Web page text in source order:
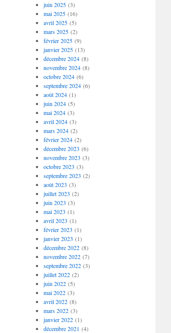
juin 2025(3)
mai 2025(16)
avril 2025(5)
mars 2025(2)
février 2025(9)
janvier 2025(13)
décembre 2024(8)
novembre 2024(8)
octobre 2024(6)
septembre 2024(6)
août 2024(1)
juin 2024(5)
mai 2024(3)
avril 2024(3)
mars 2024(2)
février 2024(2)
décembre 2023 (6)
novembre 2023 (3)
octobre 2023 (3)
septembre 2023 (2)
août 2023 (3)
juillet 2023 (2)
juin 2023 (3)
mai 2023 (1)
avril 2023 (1)
février 2023 (1)
janvier 2023 (1)
décembre 2022(8)
novembre 2022(7)
septembre 2022(3)
juillet 2022(2)
juin 2022(5)
mai 2022(3)
avril 2022(8)
mars 2022(3)
janvier 2022(1)
décembre 2021 (4)